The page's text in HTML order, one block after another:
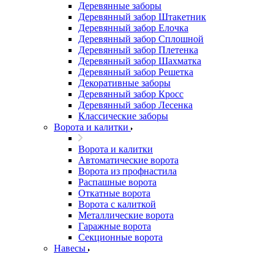
Деревянные заборы
Деревянный забор Штакетник
Деревянный забор Елочка
Деревянный забор Сплошной
Деревянный забор Плетенка
Деревянный забор Шахматка
Деревянный забор Решетка
Декоративные заборы
Деревянный забор Кросс
Деревянный забор Лесенка
Классические заборы
Ворота и калитки
Ворота и калитки
Автоматические ворота
Ворота из профнастила
Распашные ворота
Откатные ворота
Ворота с калиткой
Металлические ворота
Гаражные ворота
Секционные ворота
Навесы